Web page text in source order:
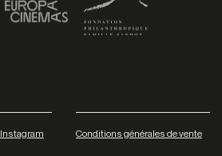
Instagram Conditions générales de vente